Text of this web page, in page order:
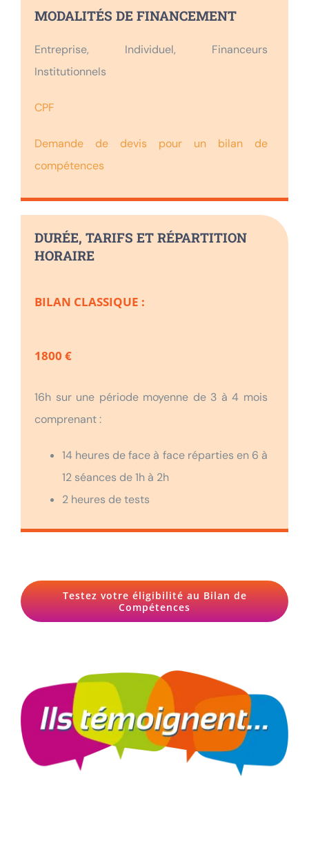
MODALITÉS DE FINANCEMENT
Entreprise, Individuel, Financeurs
Institutionnels
CPF
Demande de devis pour un bilan de
compétences
DURÉE, TARIFS ET RÉPARTITION
HORAIRE
BILAN CLASSIQUE :
1800 €
16h sur une période moyenne de 3 à 4 mois
comprenant :
14 heures de face à face réparties en 6 à
12 séances de 1h à 2h
2 heures de tests
Testez votre éligibilité au Bilan de
Compétences